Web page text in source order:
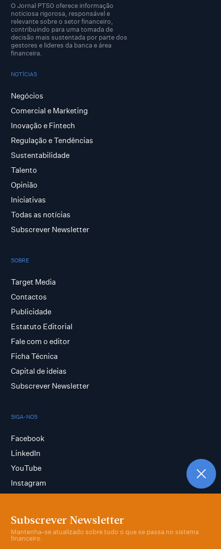
Subscrever Newsletter
Mantenha-se atualizado sobre tudo o que se passa no sistema
financeiro.
O Jornal PT50 oferece informação
noticiosa rigorosa, responsável e
relevante sobre o setor financeiro,
contribuindo para uma tomada de
decisão mais sustentada por parte dos
gestores e lideres da banca e área
financeira.
NOTÍCIAS
Negócios
Comercial e Marketing
Inovação e Fintech
Regulação e Tendências
Sustentabilidade
Talento
Opinião
Iniciativas
Todas as notícias
Subscrever Newsletter
SOBRE
Target Media
Contactos
Publicidade
Estatuto Editorial
Fale com o editor
Ficha Técnica
Capital de ideias
Subscrever Newsletter
SIGA-NOS
Facebook
LinkedIn
YouTube
Instagram
Termos e condições
Política de privacidade